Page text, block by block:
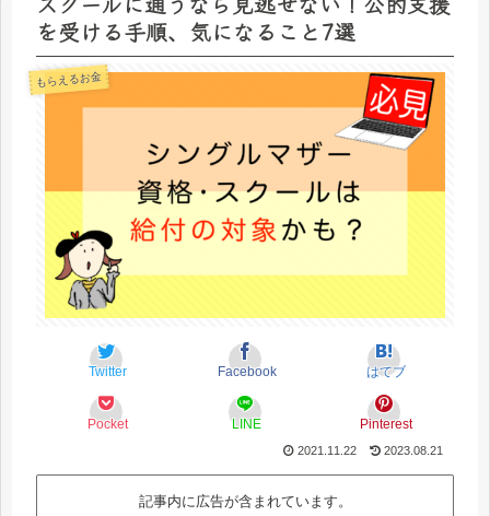
を受ける手順、気になること7選
もらえるお金
Twitter Facebook はてブ
Pocket LINE Pinterest
2021.11.22 2023.08.21
記事内に広告が含まれています。